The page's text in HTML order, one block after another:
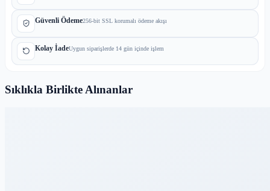
Güvenli Ödeme256-bit SSL korumalı ödeme akışı
Kolay İadeUygun siparişlerde 14 gün içinde işlem
Sıklıkla Birlikte Alınanlar